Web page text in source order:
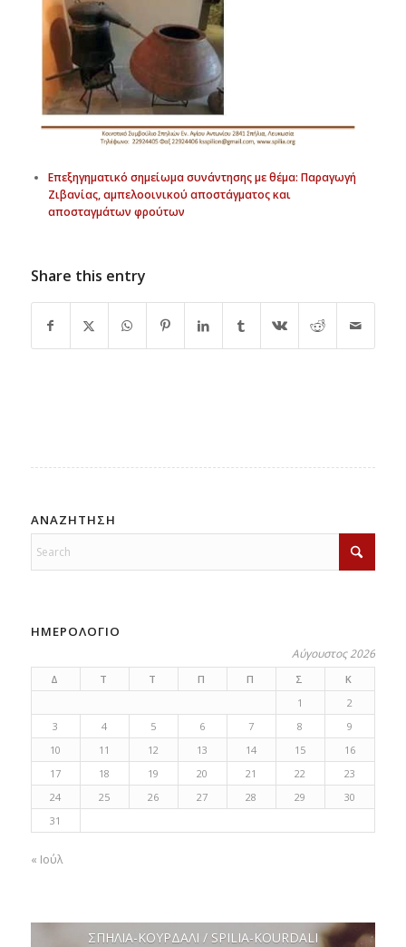
Επεξηγηματικό σημείωμα συνάντησης με θέμα: Παραγωγή
Ζιβανίας, αμπελοοινικού αποστάγματος και
αποσταγμάτων φρούτων
Share this entry
ΑΝΑΖΗΤΗΣΗ
ΗΜΕΡΟΛΟΓΙΟ
Αύγουστος 2026
Δ Τ Τ Π Π Σ
Κ
1
2
3
4 5 6 7 8
9
10
11 12 13 14 15
16
17
18 19 20 21 22
23
24
25 26 27 28 29
30
31
« Ιούλ
ΣΠΗΛΙΑ-ΚΟΥΡΔΑΛΙ / SPILIA-KOURDALI